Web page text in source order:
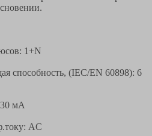
1+N
способность, (IEC/EN 60898): 6
мА
AC